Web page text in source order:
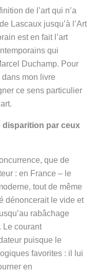
de l’art qui n’a
Lascaux jusqu’à l’Art
est en fait l’art
qui
Duchamp. Pour
dans mon livre
ce sens particulier
disparition par ceux
que de
: en France – le
tout de même
dénoncerait le vide et
rabâchage
Le courant
puisque le
favorites : il lui
en